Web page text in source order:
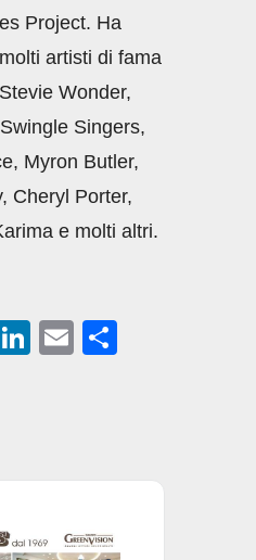
Project. Ha
artisti di fama
Wonder,
Singers,
Myron Butler,
Cheryl Porter,
e molti altri.
W
Li
dI
E
vi